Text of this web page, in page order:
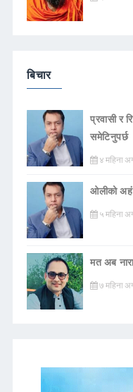
बिचार
प्रवासी र
समेटिनुपर्छ
४ महिना
ओलीको
५ महिना
मत अब
७ महिना